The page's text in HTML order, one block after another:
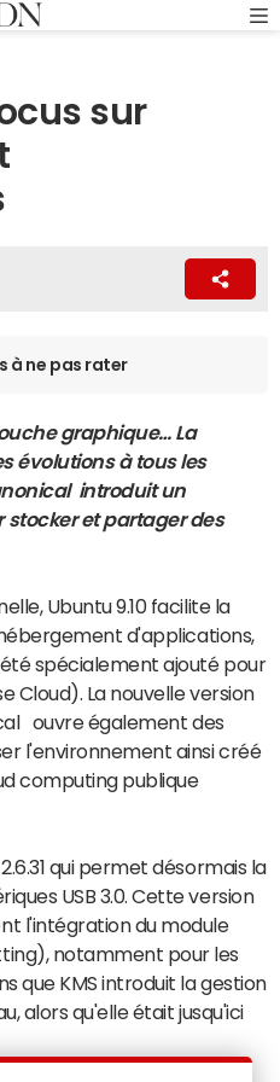
sur
à ne pas rater
graphique… La
évolutions à tous les
introduit un
stocker et partager des
Ubuntu 9.10 facilite la
d'applications,
spécialement ajouté pour
Cloud). La nouvelle version
ouvre également des
l'environnement ainsi créé
computing publique
qui permet désormais la
USB 3.0. Cette version
l'intégration du module
notamment pour les
que KMS introduit la gestion
alors qu'elle était jusqu'ici